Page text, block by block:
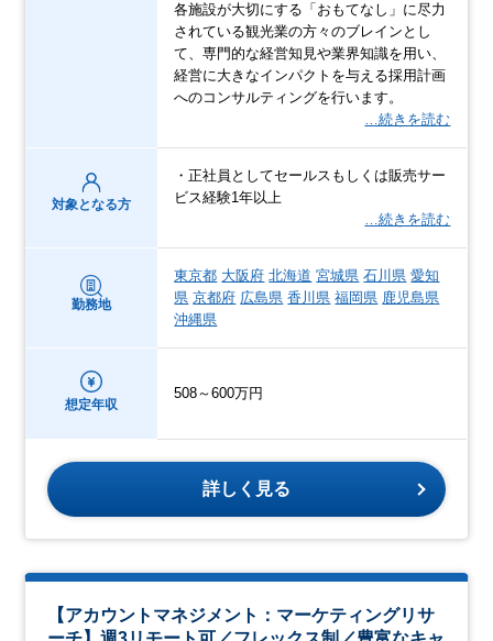
各施設が大切にする「おもてなし」に尽力
されている観光業の方々のブレインとし
て、専門的な経営知見や業界知識を用い、
経営に大きなインパクトを与える採用計画
へのコンサルティングを行います。
…続きを読む
対象となる方
・正社員としてセールスもしくは販売サー
ビス経験1年以上
…続きを読む
勤務地
東京都 大阪府 北海道 宮城県 石川県 愛知
県 京都府 広島県 香川県 福岡県 鹿児島県
沖縄県
想定年収
508～600万円
詳しく見る
【アカウントマネジメント：マーケティングリサ